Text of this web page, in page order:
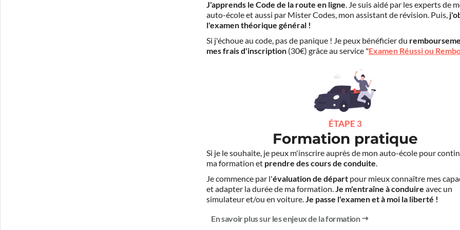
J'apprends le Code de la route en ligne. Je suis aidé par les experts de
auto-école et aussi par Mister Codes, mon assistant de révision. Puis,
l'examen théorique général !
Si j'échoue au code, pas de panique ! Je peux bénéficier du
mes frais d'inscription (30€) grâce au service "Examen Réussi ou
ÉTAPE 3
Formation pratique
Si je le souhaite, je peux m'inscrire auprès de mon auto-école pour
ma formation et prendre des cours de conduite.
Je commence par l'évaluation de départ pour mieux connaître mes
et adapter la durée de ma formation.Je m'entraîne à conduire avec un
simulateur et/ou en voiture.Je passe l'examen et à moi la liberté !
En savoir plus sur les enjeux de la formation